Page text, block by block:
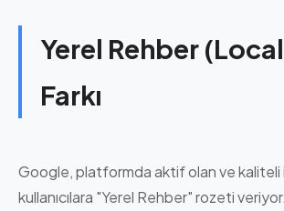
Yerel Rehber
Farkı
Google, platformda aktif olan ve
kullanıcılara "Yerel Rehber" rozeti